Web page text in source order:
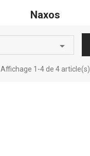
Naxos

Affichage 1-4 de 4 article(s)